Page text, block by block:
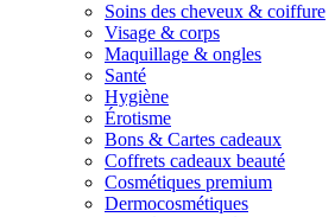
Soins des cheveux & coiffure
Visage & corps
Maquillage & ongles
Santé
Hygiène
Érotisme
Bons & Cartes cadeaux
Coffrets cadeaux beauté
Cosmétiques premium
Dermocosmétiques